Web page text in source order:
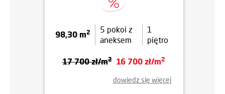
98,30 m2
5 pokoi z
aneksem
1
piętro
17 700 zł/m2 16 700 zł/m2
dowiedz się więcej